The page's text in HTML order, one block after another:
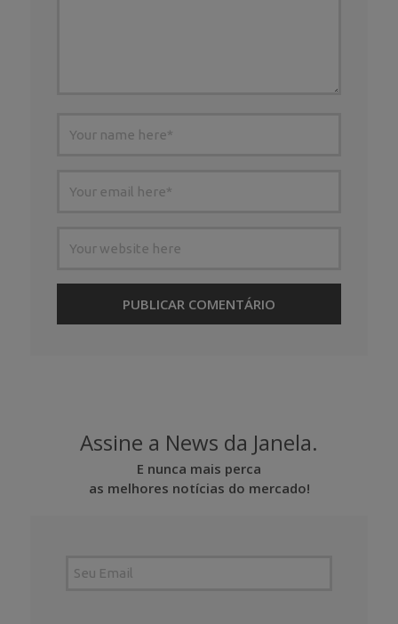
Assine a News da Janela.
E nunca mais perca
as melhores notícias do mercado!